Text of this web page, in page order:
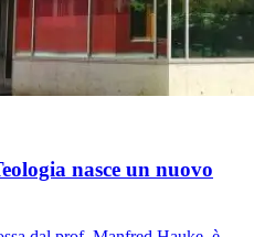
nasce un nuovo